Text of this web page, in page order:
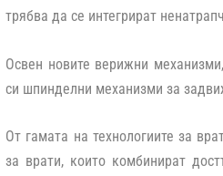
трябва да се интегрират
Освен новите верижни
си шпинделни механизми за
От гамата на технологиите за
за врати, които комбинират